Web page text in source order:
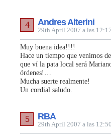
Andres Alterini
29th April 2007 a las
4
Muy buena idea!!!!
Hace un tiempo que venimos
que ví la pata local será
órdenes!…
Mucha suerte realmente!
Un cordial saludo.
RBA
29th April 2007 a las
5